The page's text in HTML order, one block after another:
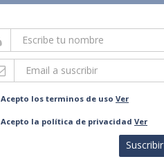
Acepto los terminos de uso Ver
Acepto la política de privacidad Ver
Suscribir